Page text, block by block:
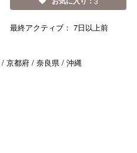
最終アクティブ： 7日以上前
京都府 奈良県
沖縄